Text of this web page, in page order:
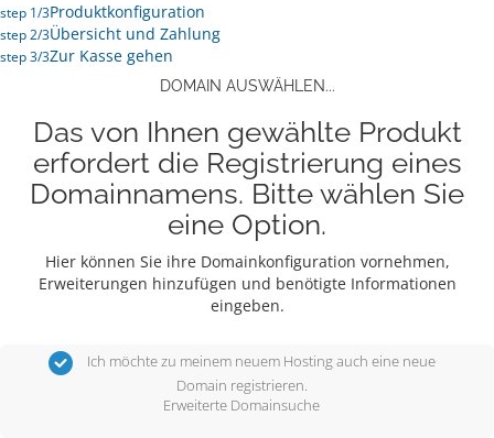
step 1/3Produktkonfiguration
step 2/3Übersicht und Zahlung
step 3/3Zur Kasse gehen
DOMAIN AUSWÄHLEN...
Das von Ihnen gewählte Produkt
erfordert die Registrierung eines
Domainnamens. Bitte wählen Sie
eine Option.
Hier können Sie ihre Domainkonfiguration vornehmen,
Erweiterungen hinzufügen und benötigte Informationen
eingeben.
Ich möchte zu meinem neuem Hosting auch eine neue
Domain registrieren.
Erweiterte Domainsuche